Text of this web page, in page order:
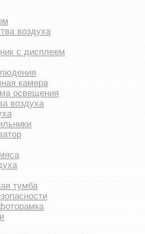
воздуха
с дисплеем
камера
освещения
воздуха
тумба